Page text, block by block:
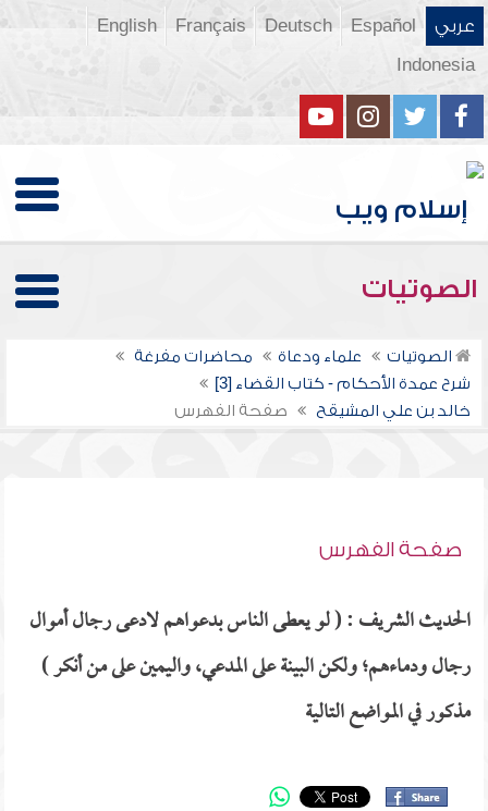
عربي Español
Deutsch
Français
English
Indonesia
الصوتيات
الصوتيات علماء ودعاة
محاضرات مفرغة
شرح عمدة الأحكام - كتاب القضاء [3]
خالد بن علي المشيقح
صفحة الفهرس
صفحة الفهرس
الحديث الشريف : ( لو يعطى الناس بدعواهم لادعى رجال أموال
رجال ودماءهم؛ ولكن البينة على المدعي، واليمين على من أنكر )
مذكور في المواضع التالية